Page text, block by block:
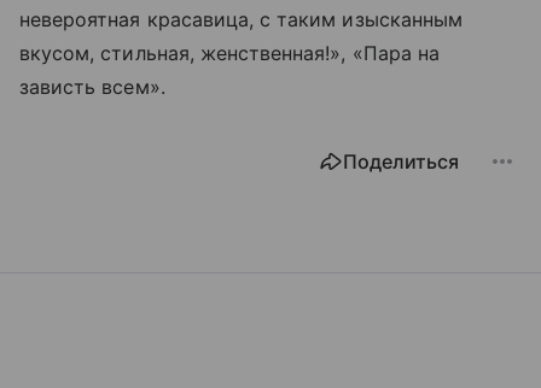
невероятная красавица, с таким изысканным
вкусом, стильная, женственная!», «Пара на
зависть всем».
Поделиться